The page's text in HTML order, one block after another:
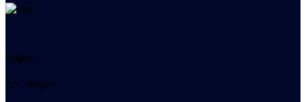
Адрес
пгт. Форос